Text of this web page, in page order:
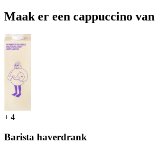
Maak er een cappuccino van
+ 4
Barista haverdrank